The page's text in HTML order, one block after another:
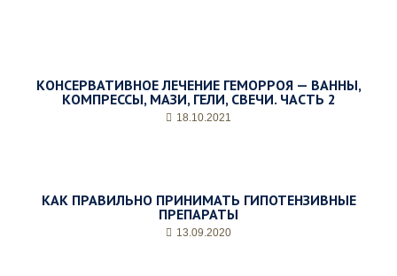
КОНСЕРВАТИВНОЕ ЛЕЧЕНИЕ ГЕМОРРОЯ — ВАННЫ,
КОМПРЕССЫ, МАЗИ, ГЕЛИ, СВЕЧИ. ЧАСТЬ 2
18.10.2021
КАК ПРАВИЛЬНО ПРИНИМАТЬ ГИПОТЕНЗИВНЫЕ
ПРЕПАРАТЫ
13.09.2020